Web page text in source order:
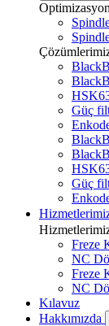
Optimizasyon
Güç
Güç
Freze
NC
Freze
NC
Kılavuz
Hakkımızda